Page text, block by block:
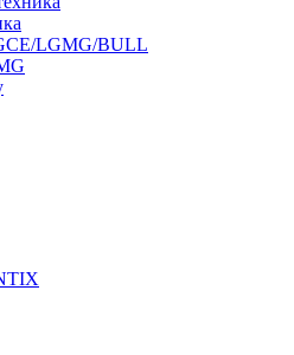
LGMG/BULL